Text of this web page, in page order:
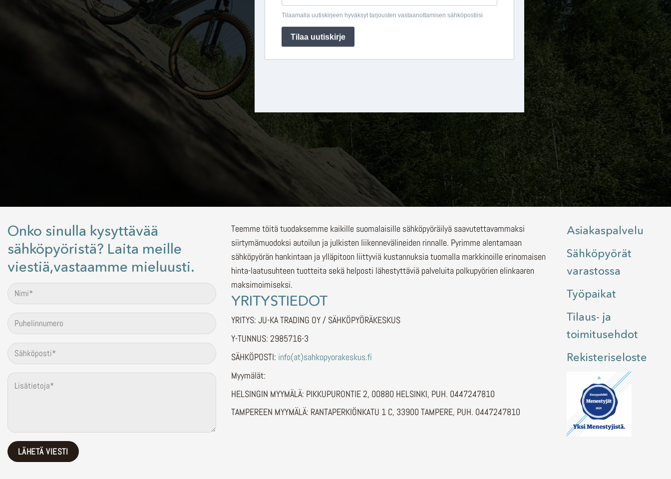
Onko sinulla kysyttävää
sähköpyöristä? Laita meille
viestiä,vastaamme mieluusti.
Teemme töitä tuodaksemme kaikille suomalaisille sähköpyöräilyä saavutettavammaksi
siirtymämuodoksi autoilun ja julkisten liikennevälineiden rinnalle. Pyrimme alentamaan
sähköpyörän hankintaan ja ylläpitoon liittyviä kustannuksia tuomalla markkinoille erinomaisen
hinta-laatusuhteen tuotteita sekä helposti lähestyttäviä palveluita polkupyörien elinkaaren
maksimoimiseksi.
YRITYSTIEDOT
YRITYS: JU-KA TRADING OY / SÄHKÖPYÖRÄKESKUS
Y-TUNNUS: 2985716-3
SÄHKÖPOSTI: info(at)sahkopyorakeskus.fi
Myymälät:
HELSINGIN MYYMÄLÄ: PIKKUPURONTIE 2, 00880 HELSINKI, PUH. 0447247810
TAMPEREEN MYYMÄLÄ: RANTAPERKIÖNKATU 1 C, 33900 TAMPERE, PUH. 0447247810
Asiakaspalvelu
Sähköpyörät
varastossa
Työpaikat
Tilaus- ja
toimitusehdot
Rekisteriseloste